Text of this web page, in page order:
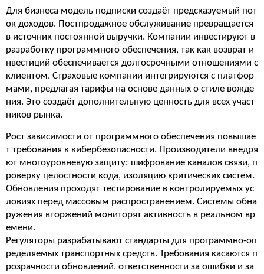
Для бизнеса модель подписки создаёт предсказуемый пот
ок доходов. Постпродажное обслуживание превращается
в источник постоянной выручки. Компании инвестируют в
разработку программного обеспечения, так как возврат и
нвестиций обеспечивается долгосрочными отношениями с
клиентом. Страховые компании интегрируются с платфор
мами, предлагая тарифы на основе данных о стиле вожде
ния. Это создаёт дополнительную ценность для всех участ
ников рынка.
Рост зависимости от программного обеспечения повышае
т требования к кибербезопасности. Производители внедря
ют многоуровневую защиту: шифрование каналов связи, п
роверку целостности кода, изоляцию критических систем.
Обновления проходят тестирование в контролируемых ус
ловиях перед массовым распространением. Системы обна
ружения вторжений мониторят активность в реальном вр
емени.
Регуляторы разрабатывают стандарты для программно-оп
ределяемых транспортных средств. Требования касаются п
розрачности обновлений, ответственности за ошибки и за